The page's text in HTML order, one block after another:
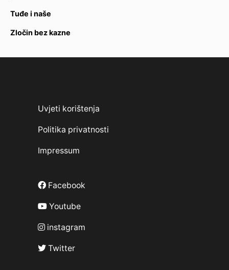
Tuđe i naše
Zločin bez kazne
Uvjeti korištenja
Politika privatnosti
Impressum
Facebook
Youtube
instagram
Twitter